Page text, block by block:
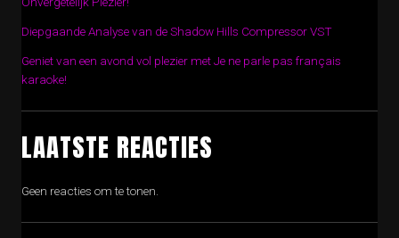
Diepgaande Analyse van de Shadow Hills Compressor VST
Geniet van een avond vol plezier met Je ne parle pas français
karaoke!
LAATSTE REACTIES
Geen reacties om te tonen.